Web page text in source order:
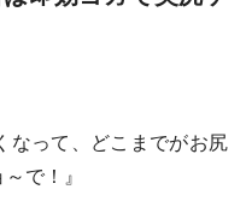
なって、どこまでがお尻
で！』